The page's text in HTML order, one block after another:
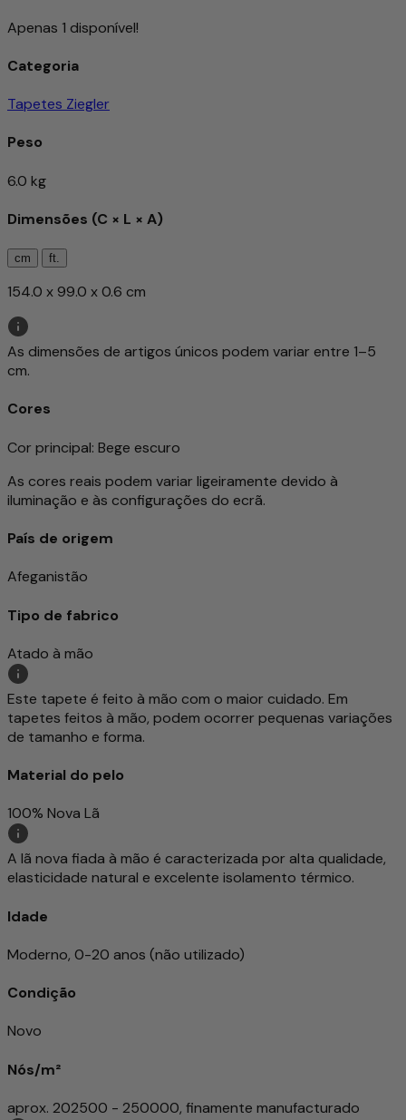
Apenas 1 disponível!
Categoria
Tapetes Ziegler
Peso
6.0 kg
Dimensões (C × L × A)
cm ft.
154.0 x 99.0 x 0.6 cm
As dimensões de artigos únicos podem variar entre 1–5
cm.
Cores
Cor principal: Bege escuro
As cores reais podem variar ligeiramente devido à
iluminação e às configurações do ecrã.
País de origem
Afeganistão
Tipo de fabrico
Atado à mão
Este tapete é feito à mão com o maior cuidado. Em
tapetes feitos à mão, podem ocorrer pequenas variações
de tamanho e forma.
Material do pelo
100% Nova Lã
A lã nova fiada à mão é caracterizada por alta qualidade,
elasticidade natural e excelente isolamento térmico.
Idade
Moderno, 0-20 anos (não utilizado)
Condição
Novo
Nós/m²
aprox. 202500 - 250000, finamente manufacturado